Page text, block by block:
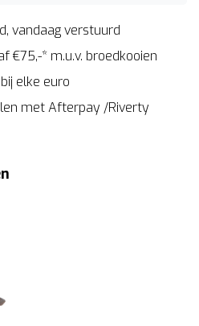
vandaag verstuurd
€75,-* m.u.v. broedkooien
elke euro
met Afterpay /Riverty